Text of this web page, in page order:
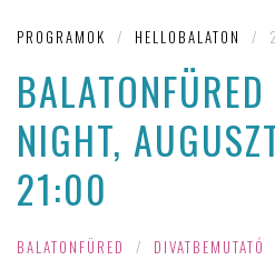
PROGRAMOK / HELLOBALATON /
NIGHT,
21:00
BALATONFÜRED / DIVATBEMUTATÓ